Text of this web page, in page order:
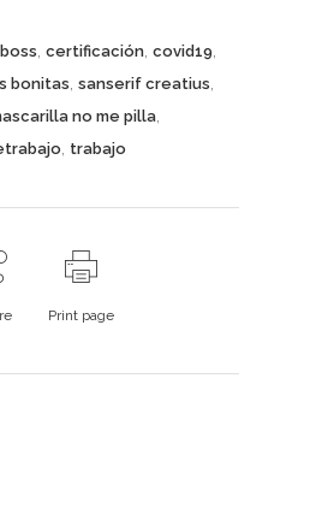
boss certificación covid19
bonitas sanserif creatius
no me pilla
trabajo
Print page